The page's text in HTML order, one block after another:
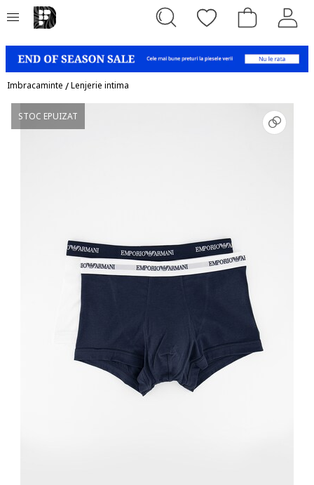
Imbracaminte /Lenjerie intima
STOC EPUIZAT